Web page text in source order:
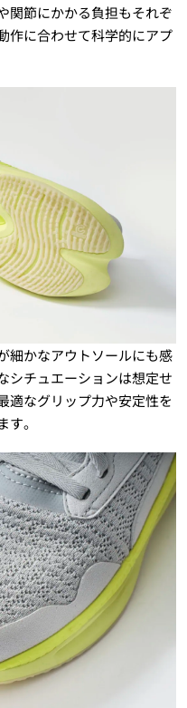
関節にかかる負担もそれぞ
作に合わせて科学的にアプ
細かなアウトソールにも感
シチュエーションは想定せ
適なグリップ力や安定性を
。